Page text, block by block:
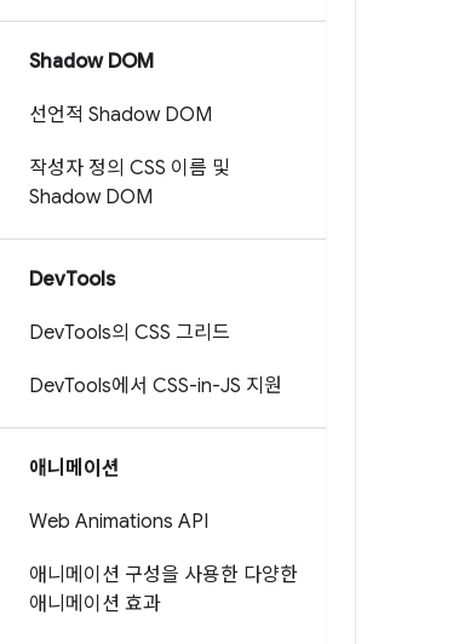
Shadow DOM
선언적 Shadow DOM
작성자 정의 CSS 이름 및
Shadow DOM
DevTools
DevTools의 CSS 그리드
DevTools에서 CSS-in-JS 지원
애니메이션
Web Animations API
애니메이션 구성을 사용한 다양한
애니메이션 효과